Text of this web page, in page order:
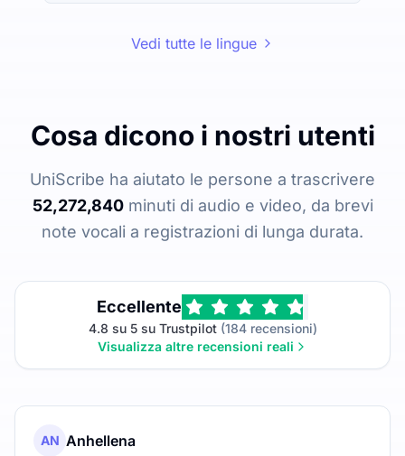
Vedi tutte le lingue
Cosa dicono i nostri utenti
UniScribe ha aiutato le persone a trascrivere
52,272,840minuti di audio e video, da brevi
note vocali a registrazioni di lunga durata.
Eccellente
4.8 su 5 su Trustpilot(184 recensioni)
Visualizza altre recensioni reali
AN Anhellena